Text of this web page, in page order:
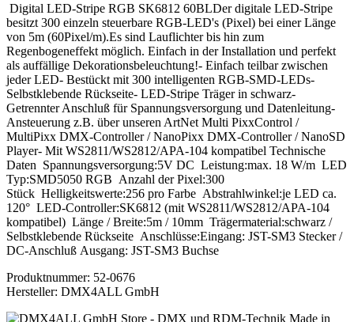
Digital LED-Stripe RGB SK6812 60BLDer digitale LED-Stripe
besitzt 300 einzeln steuerbare RGB-LED's (Pixel) bei einer Länge
von 5m (60Pixel/m).Es sind Lauflichter bis hin zum
Regenbogeneffekt möglich. Einfach in der Installation und perfekt
als auffällige Dekorationsbeleuchtung!- Einfach teilbar zwischen
jeder LED- Bestückt mit 300 intelligenten RGB-SMD-LEDs-
Selbstklebende Rückseite- LED-Stripe Träger in schwarz-
Getrennter Anschluß für Spannungsversorgung und Datenleitung-
Ansteuerung z.B. über unseren ArtNet Multi PixxControl /
MultiPixx DMX-Controller / NanoPixx DMX-Controller / NanoSD
Player- Mit WS2811/WS2812/APA-104 kompatibel Technische
Daten Spannungsversorgung:5V DC Leistung:max. 18 W/m LED
Typ:SMD5050 RGB Anzahl der Pixel:300
Stück Helligkeitswerte:256 pro Farbe Abstrahlwinkel:je LED ca.
120° LED-Controller:SK6812 (mit WS2811/WS2812/APA-104
kompatibel) Länge / Breite:5m / 10mm Trägermaterial:schwarz /
Selbstklebende Rückseite Anschlüsse:Eingang: JST-SM3 Stecker /
DC-Anschluß Ausgang: JST-SM3 Buchse
Produktnummer: 52-0676
Hersteller: DMX4ALL GmbH